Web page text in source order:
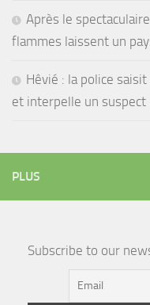
Après le
flammes laissent un
Hêvié : la police
et interpelle un suspect
PLUS
Subscribe to our